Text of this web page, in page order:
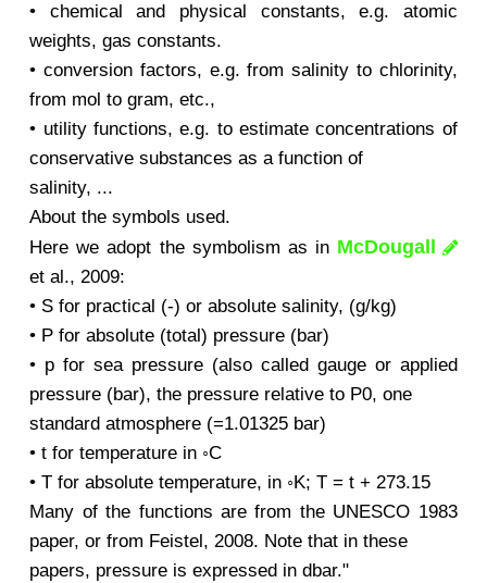
• chemical and physical constants, e.g. atomic
weights, gas constants.
• conversion factors, e.g. from salinity to chlorinity,
from mol to gram, etc.,
• utility functions, e.g. to estimate concentrations of
conservative substances as a function of
salinity, ...
About the symbols used.
Here we adopt the symbolism as in McDougall
et al., 2009:
• S for practical (-) or absolute salinity, (g/kg)
• P for absolute (total) pressure (bar)
• p for sea pressure (also called gauge or applied
pressure (bar), the pressure relative to P0, one
standard atmosphere (=1.01325 bar)
• t for temperature in ◦C
• T for absolute temperature, in ◦K; T = t + 273.15
Many of the functions are from the UNESCO 1983
paper, or from Feistel, 2008. Note that in these
papers, pressure is expressed in dbar."